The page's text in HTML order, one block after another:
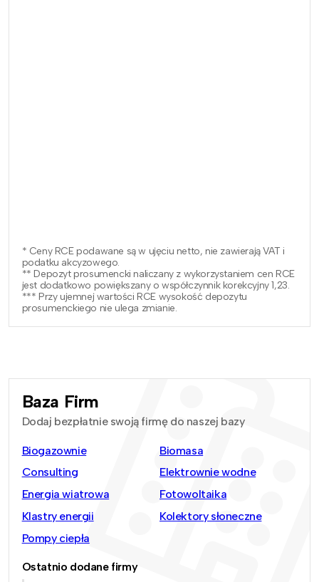
* Ceny RCE podawane są w ujęciu netto, nie zawierają VAT i
podatku akcyzowego.
** Depozyt prosumencki naliczany z wykorzystaniem cen RCE
jest dodatkowo powiększany o współczynnik korekcyjny 1,23.
*** Przy ujemnej wartości RCE wysokość depozytu
prosumenckiego nie ulega zmianie.
Baza Firm
Dodaj bezpłatnie swoją firmę do naszej bazy
Biogazownie
Biomasa
Consulting
Elektrownie wodne
Energia wiatrowa
Fotowoltaika
Klastry energii
Kolektory słoneczne
Pompy ciepła
Ostatnio dodane firmy